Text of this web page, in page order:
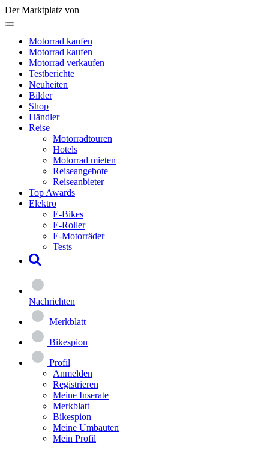
Der Marktplatz von
Motorrad kaufen
Motorrad kaufen
Motorrad verkaufen
Testberichte
Neuheiten
Bilder
Shop
Händler
Reise
Motorradtouren
Hotels
Motorrad mieten
Reiseangebote
Reiseanbieter
Top Awards
Elektro
E-Bikes
E-Roller
E-Motorräder
Tests
Nachrichten
Merkblatt
Bikespion
Profil
Anmelden
Registrieren
Meine Inserate
Merkblatt
Bikespion
Meine Umbauten
Mein Profil